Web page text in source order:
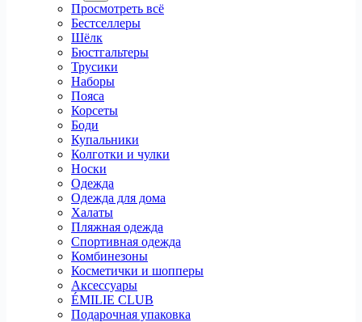
Просмотреть всё
Бестселлеры
Шёлк
Бюстгальтеры
Трусики
Наборы
Пояса
Корсеты
Боди
Купальники
Колготки и чулки
Носки
Одежда
Одежда для дома
Халаты
Пляжная одежда
Спортивная одежда
Комбинезоны
Косметички и шопперы
Аксессуары
ÉMILIE CLUB
Подарочная упаковка